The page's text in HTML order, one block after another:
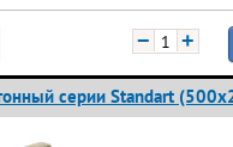
− +
серии Standart